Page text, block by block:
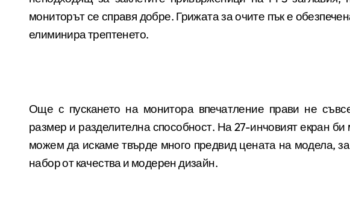
мониторът се справя добре. Грижата за очите пък е
елиминира трептенето.
Още с пускането на монитора впечатление прави не
размер и разделителна способност. На 27-инчовият екран
можем да искаме твърде много предвид цената на модела,
набор от качества и модерен дизайн.